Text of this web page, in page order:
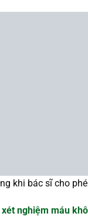
khi bác sĩ cho
nghiệm máu